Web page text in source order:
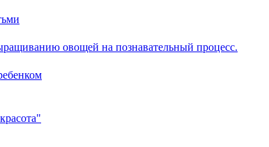
овощей на познавательный процесс.